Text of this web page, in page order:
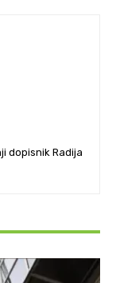
dopisnik Radija